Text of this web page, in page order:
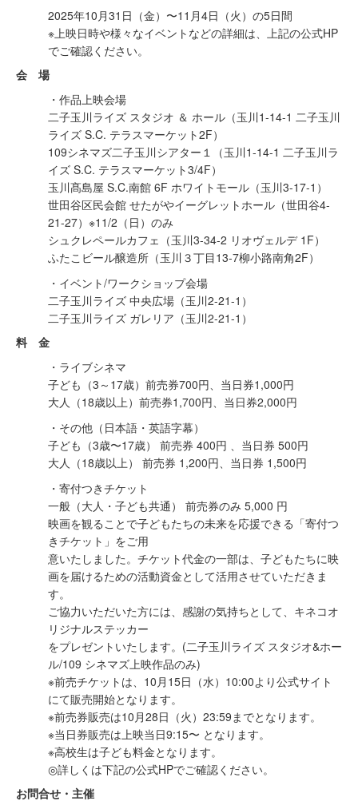
2025年10⽉31⽇（⾦）〜11月4日（火）の5日間
※上映日時や様々なイベントなどの詳細は、上記の公式HP
でご確認ください。
会 場
・作品上映会場
⼆⼦⽟川ライズ スタジオ ＆ ホール（⽟川1-14-1 ⼆⼦⽟川
ライズ S.C. テラスマーケット2F）
109シネマズ⼆⼦⽟川シアター１（⽟川1-14-1 ⼆⼦⽟川ラ
イズ S.C. テラスマーケット3/4F）
⽟川髙島屋 S.C.南館 6F ホワイトモール（⽟川3-17-1）
世田谷区民会館 せたがやイーグレットホール（世⽥⾕4-
21-27）※11/2（日）のみ
シュクレペールカフェ（⽟川3-34-2 リオヴェルデ 1F）
ふたこビール醸造所（⽟川３丁⽬13-7柳⼩路南⾓2F）
・イベント/ワークショップ会場
⼆⼦⽟川ライズ 中央広場（⽟川2-21-1）
⼆⼦⽟川ライズ ガレリア（⽟川2-21-1）
料 金
・ライブシネマ
子ども（3～17歳）前売券700円、当日券1,000円
大人（18歳以上）前売券1,700円、当日券2,000円
・その他（⽇本語・英語字幕）
⼦ども（3歳〜17歳） 前売券 400円 、当⽇券 500円
⼤⼈（18歳以上） 前売券 1,200円、当⽇券 1,500円
・寄付つきチケット
⼀般（⼤⼈・⼦ども共通） 前売券のみ 5,000 円
映画を観ることで⼦どもたちの未来を応援できる「寄付つ
きチケット」をご⽤
意いたしました。チケット代⾦の⼀部は、⼦どもたちに映
画を届けるための活動資⾦として活⽤させていただきま
す。
ご協⼒いただいた⽅には、感謝の気持ちとして、キネコオ
リジナルステッカー
をプレゼントいたします。(⼆⼦⽟川ライズ スタジオ&ホー
ル/109 シネマズ上映作品のみ)
※前売チケットは、10⽉15⽇（⽔）10:00より公式サイト
にて販売開始となります。
※前売券販売は10⽉28⽇（⽕）23:59までとなります。
※当⽇券販売は上映当⽇9:15〜 となります。
※⾼校⽣は⼦ども料⾦となります。
◎詳しくは下記の公式HPでご確認ください。
お問合せ・主催